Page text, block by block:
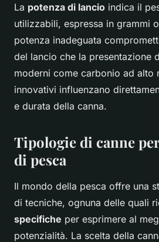
La potenza di lancio indica il
utilizzabili, espressa in grammi
potenza inadeguata
del lancio che la presentazione
moderni come carbonio ad alto
innovativi influenzano
e durata della canna.
Tipologie di canne
di pesca
Il mondo della pesca offre una
di tecniche, ognuna delle quali
specifiche per esprimere al
potenzialità. La scelta della